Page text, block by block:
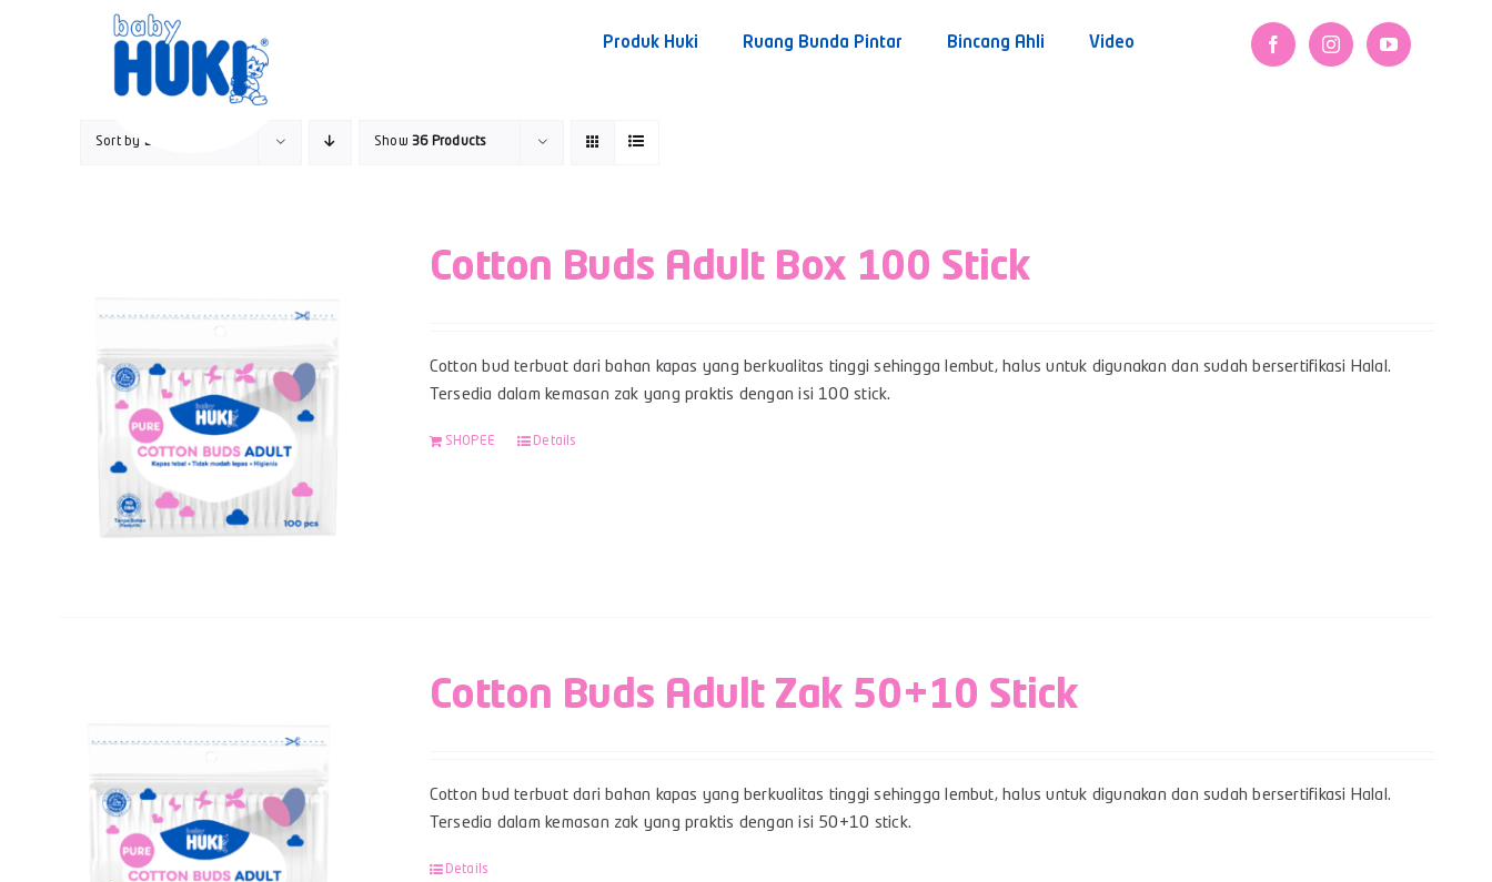
Produk Huki Ruang Bunda Pintar Bincang Ahli Video
Sort by Default Order Show36 Products
Cotton Buds Adult Box 100 Stick
Cotton bud terbuat dari bahan kapas yang berkualitas tinggi sehingga lembut, halus untuk digunakan dan sudah bersertifikasi Halal.
Tersedia dalam kemasan zak yang praktis dengan isi 100 stick.
SHOPEE Details
Cotton Buds Adult Zak 50+10 Stick
Cotton bud terbuat dari bahan kapas yang berkualitas tinggi sehingga lembut, halus untuk digunakan dan sudah bersertifikasi Halal.
Tersedia dalam kemasan zak yang praktis dengan isi 50+10 stick.
Details